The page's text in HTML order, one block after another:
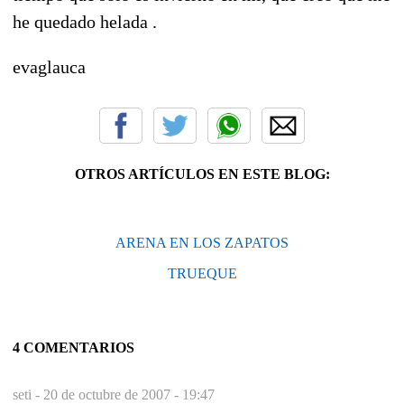
he quedado helada .
evaglauca
OTROS ARTÍCULOS EN ESTE BLOG:
ARENA EN LOS ZAPATOS
TRUEQUE
4 COMENTARIOS
seti - 20 de octubre de 2007 - 19:47